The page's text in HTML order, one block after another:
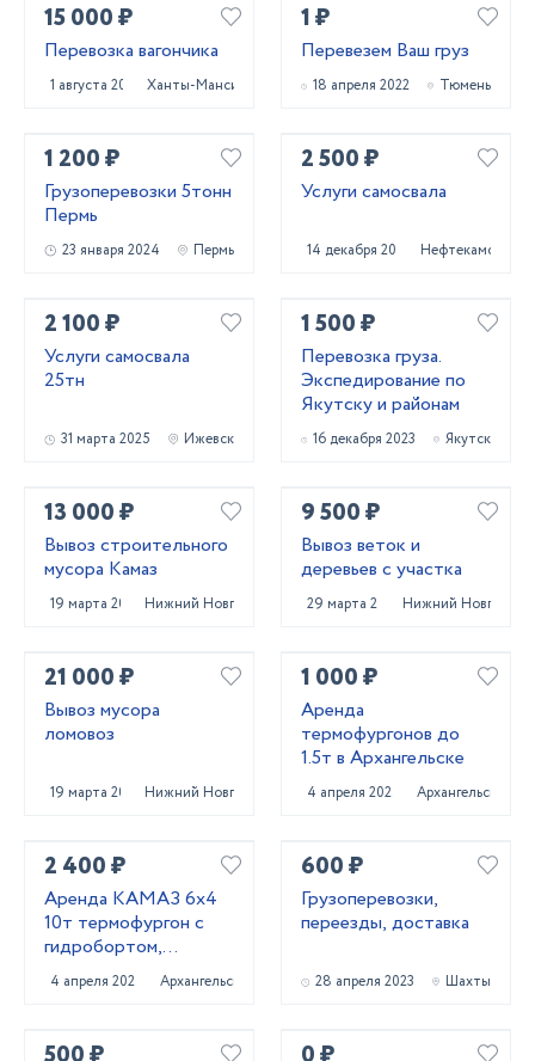
15 000 ₽
Перевозка вагончика
1 августа 2024 Ханты-Мансийск
1 ₽
Перевезем Ваш груз
18 апреля 2022 Тюмень
1 200 ₽
Грузоперевозки 5тонн
Пермь
23 января 2024 Пермь
2 500 ₽
Услуги самосвала
14 декабря 2023 Нефтекамск
2 100 ₽
Услуги самосвала
25тн
31 марта 2025 Ижевск
1 500 ₽
Перевозка груза.
Экспедирование по
Якутску и районам
16 декабря 2023 Якутск
13 000 ₽
Вывоз строительного
мусора Камаз
19 марта 2025 Нижний Новгород
9 500 ₽
Вывоз веток и
деревьев с участка
29 марта 2025 Нижний Новгород
21 000 ₽
Вывоз мусора
ломовоз
19 марта 2025 Нижний Новгород
1 000 ₽
Аренда
термофургонов до
1.5т в Архангельске
4 апреля 2025 Архангельск
2 400 ₽
Аренда КАМАЗ 6х4
10т термофургон с
гидробортом,
Архангельск
4 апреля 2025 Архангельск
600 ₽
Грузоперевозки,
переезды, доставка
28 апреля 2023 Шахты